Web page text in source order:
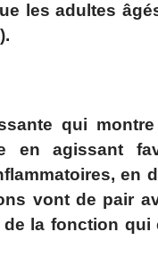
les adultes
qui
en agissant
en
vont de pair
de la fonction